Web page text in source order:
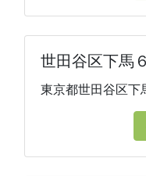
世田谷区下馬
東京都世田谷区下